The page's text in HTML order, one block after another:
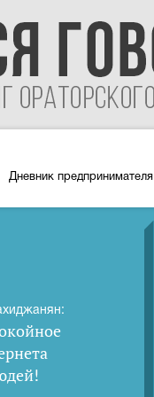
Дневник предпринимателя
!